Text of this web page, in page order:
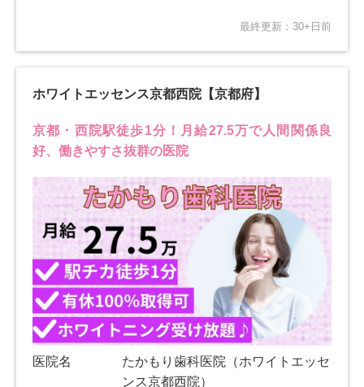
最終更新：30+日前
ホワイトエッセンス京都西院【京都府】
京都・西院駅徒歩1分！月給27.5万で人間関係良
好、働きやすさ抜群の医院
医院名
たかもり歯科医院（ホワイトエッセ
ンス京都西院）